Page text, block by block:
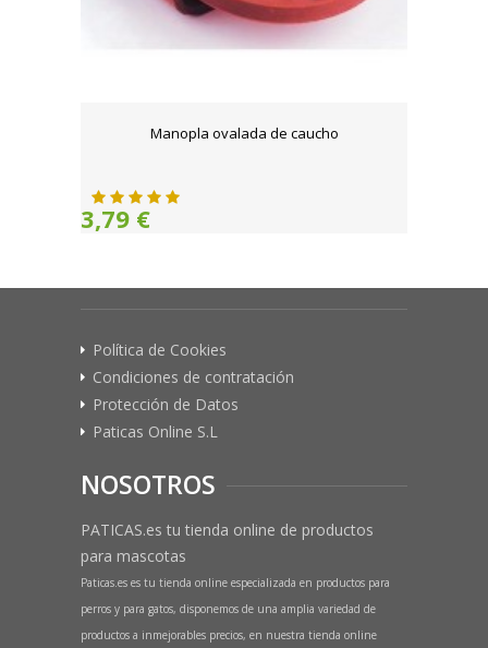
Manopla ovalada de caucho
3,79 €
Política de Cookies
Condiciones de contratación
Protección de Datos
Paticas Online S.L
NOSOTROS
PATICAS.es tu tienda online de productos
para mascotas
Paticas.es es tu tienda online especializada en productos para
perros y para gatos, disponemos de una amplia variedad de
productos a inmejorables precios, en nuestra tienda online